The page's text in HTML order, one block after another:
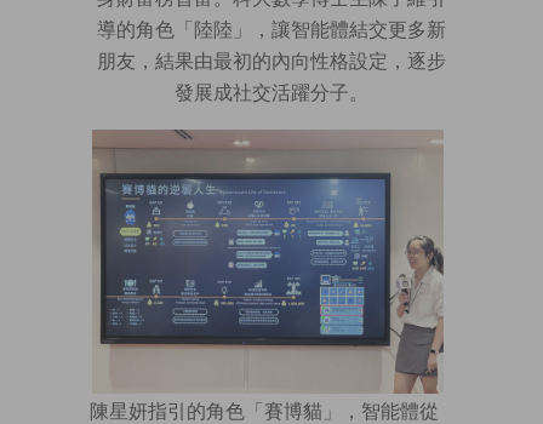
導的角色「陸陸」，讓智能體結交更多新
朋友，結果由最初的內向性格設定，逐步
發展成社交活躍分子。
陳星妍指引的角色「賽博貓」，智能體從